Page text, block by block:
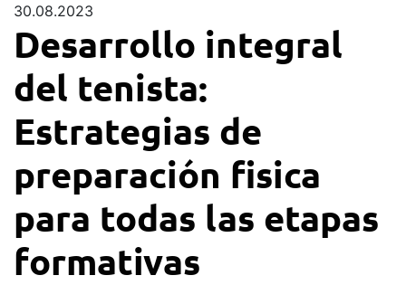
30.08.2023
Desarrollo integral
del tenista:
Estrategias de
preparación fisica
para todas las etapas
formativas